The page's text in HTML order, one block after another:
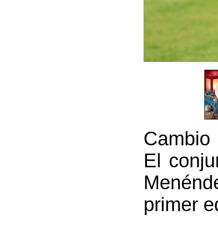
El
primer